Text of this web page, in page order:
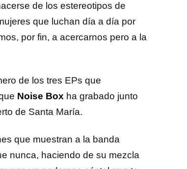
de los estereotipos de
que luchan día a día por
por fin, a acercarnos pero a la
de los tres EPs que
Noise Box ha grabado junto
de Santa María.
que muestran a la banda
nunca, haciendo de su mezcla